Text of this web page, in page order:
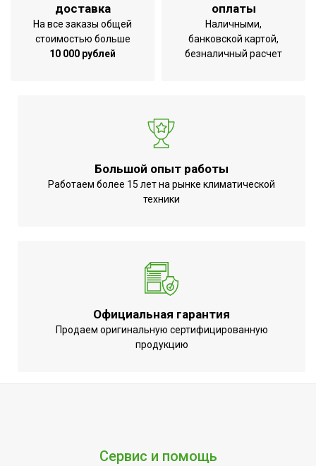
доставка
На все заказы общей
стоимостью больше
10 000 рублей
оплаты
Наличными,
банковской картой,
безналичный расчет
Большой опыт работы
Работаем более 15 лет на рынке климатической
техники
Официальная гарантия
Продаем оригинальную сертифицированную
продукцию
Сервис и помощь